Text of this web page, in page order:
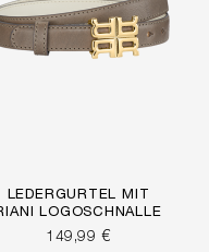
LEDERGÜRTEL MIT
LOGOSCHNALLE
149,99 €